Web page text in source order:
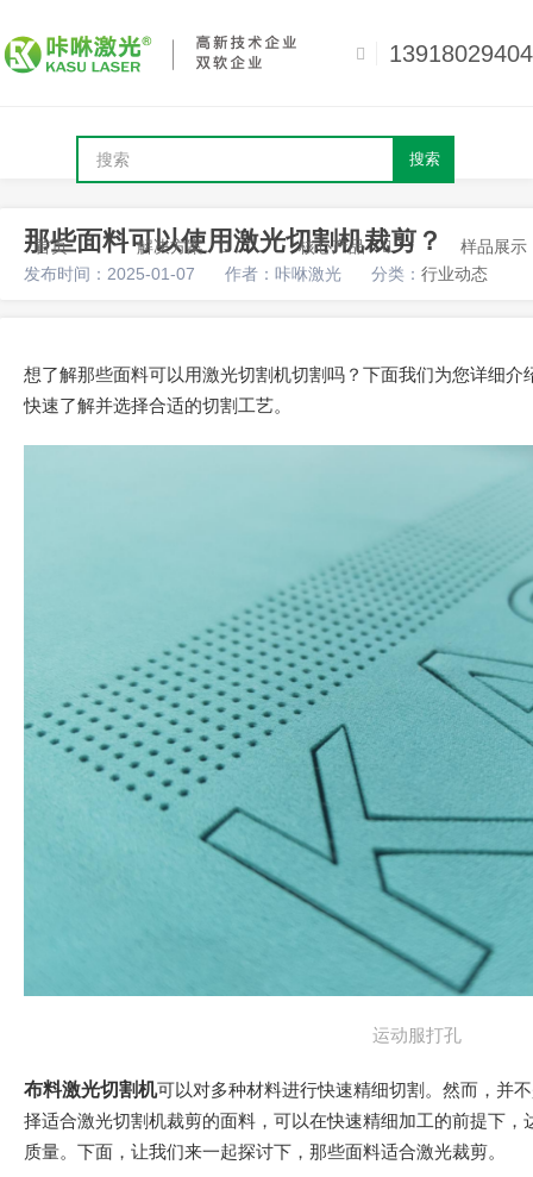
13918029404
搜索
首页 解决方案 核心产品 样品展示
那些面料可以使用激光切割机裁剪？
发布时间：2025-01-07 作者：咔咻激光 分类： 行业动态
想了解那些面料可以用激光切割机切割吗？下面我们为您详细
快速了解并选择合适的切割工艺。
运动服打孔
布料激光切割机可以对多种材料进行快速精细切割。然而，并
择适合激光切割机裁剪的面料，可以在快速精细加工的前提下
质量。下面，让我们来一起探讨下，那些面料适合激光裁剪。